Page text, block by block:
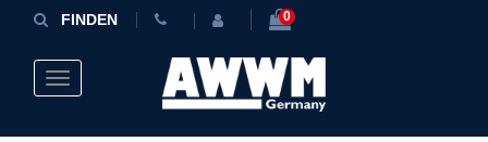
FINDEN 0
Toggle navigation